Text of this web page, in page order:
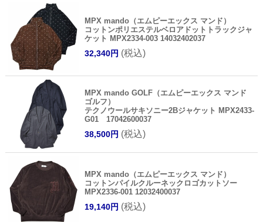
MPX mando（エムピーエックス マンド）
コットンポリエステルベロアドットトラックジャ
ケット MPX2334-003 14032402037
32,340円 (税込)
MPX mando GOLF（エムピーエックス マンド
ゴルフ）
テクノウールサキソニー2Bジャケット MPX2433-
G01 17042600037
38,500円 (税込)
MPX mando（エムピーエックス マンド）
コットンパイルクルーネックロゴカットソー
MPX2336-001 12032400037
19,140円 (税込)